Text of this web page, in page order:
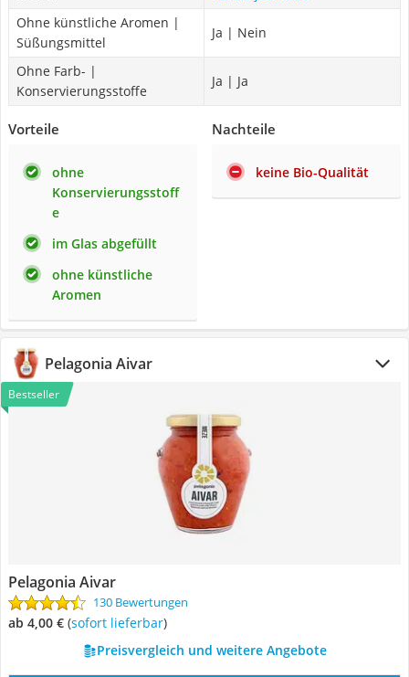
Ohne künstliche Aromen |
Süßungsmittel
Ja | Nein
Ohne Farb- |
Konservierungsstoffe
Ja | Ja
Vorteile
ohne
Konservierungsstoff
e
im Glas abgefüllt
ohne künstliche
Aromen
Nachteile
keine Bio-Qualität
Pelagonia Aivar
Bestseller
Pelagonia Aivar
130 Bewertungen
ab 4,00 € ( Sofort lieferbar)
Preisvergleich und weitere Angebote